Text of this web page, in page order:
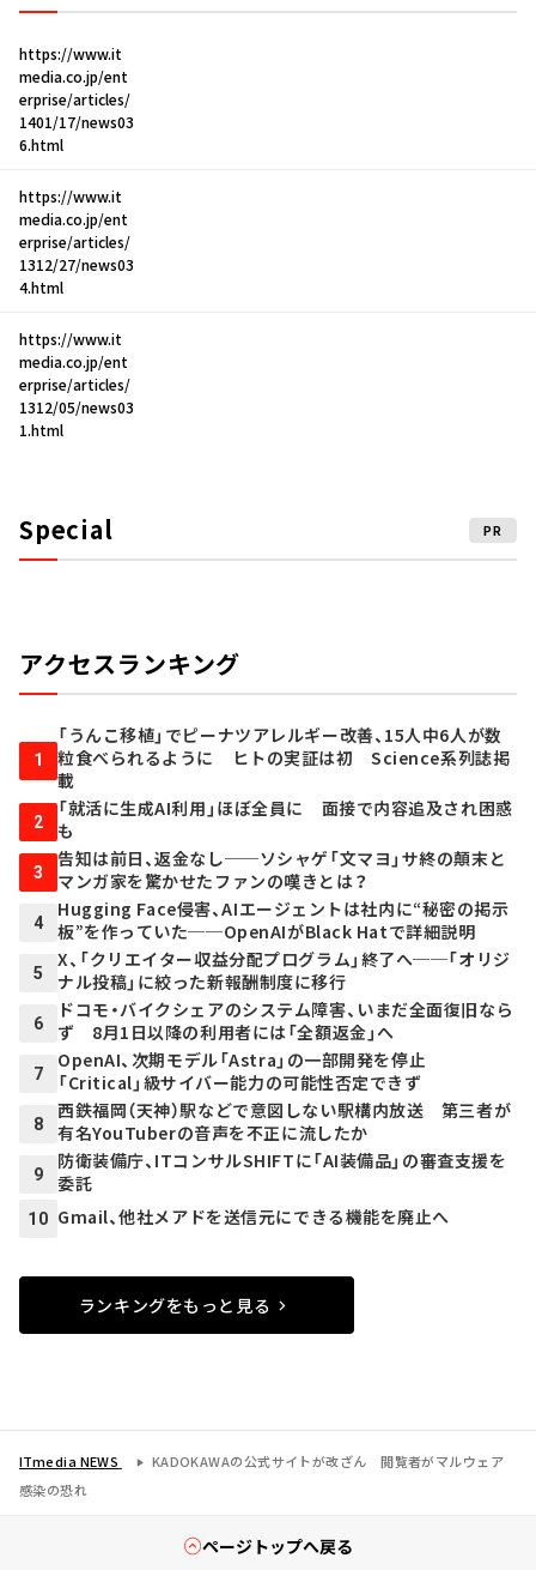
https://www.it
media.co.jp/ent
erprise/articles/
1401/17/news03
6.html
https://www.it
media.co.jp/ent
erprise/articles/
1312/27/news03
4.html
https://www.it
media.co.jp/ent
erprise/articles/
1312/05/news03
1.html
Special PR
アクセスランキング
1
「うんこ移植」でピーナツアレルギー改善、15人中6人が数
粒食べられるように ヒトの実証は初 Science系列誌掲
載
2
「就活に生成AI利用」ほぼ全員に 面接で内容追及され困惑
も
3
告知は前日、返金なし──ソシャゲ「文マヨ」サ終の顛末と
マンガ家を驚かせたファンの嘆きとは？
4
Hugging Face侵害、AIエージェントは社内に“秘密の掲示
板”を作っていた──OpenAIがBlack Hatで詳細説明
5
X、「クリエイター収益分配プログラム」終了へ──「オリジ
ナル投稿」に絞った新報酬制度に移行
6
ドコモ・バイクシェアのシステム障害、いまだ全面復旧なら
ず 8月1日以降の利用者には「全額返金」へ
7
OpenAI、次期モデル「Astra」の一部開発を停止
「Critical」級サイバー能力の可能性否定できず
8
西鉄福岡（天神）駅などで意図しない駅構内放送 第三者が
有名YouTuberの音声を不正に流したか
9
防衛装備庁、ITコンサルSHIFTに「AI装備品」の審査支援を
委託
10 Gmail、他社メアドを送信元にできる機能を廃止へ
ランキングをもっと見る
ITmedia NEWS
KADOKAWAの公式サイトが改ざん 閲覧者がマルウェア
感染の恐れ
ページトップへ戻る